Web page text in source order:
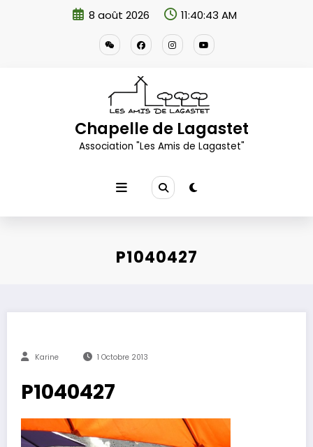
8 août 2026 11:40:44 AM
Chapelle de Lagastet
Association "Les Amis de Lagastet"
P1040427
Karine 1 Octobre 2013
P1040427